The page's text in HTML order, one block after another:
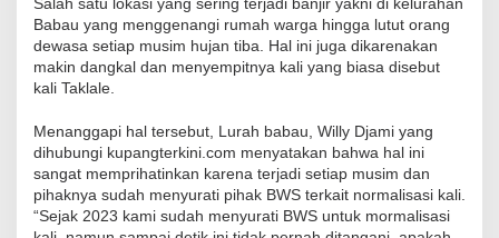
Salah satu lokasi yang sering terjadi banjir yakni di kelurahan
Babau yang menggenangi rumah warga hingga lutut orang
dewasa setiap musim hujan tiba. Hal ini juga dikarenakan
makin dangkal dan menyempitnya kali yang biasa disebut
kali Taklale.
Menanggapi hal tersebut, Lurah babau, Willy Djami yang
dihubungi kupangterkini.com menyatakan bahwa hal ini
sangat memprihatinkan karena terjadi setiap musim dan
pihaknya sudah menyurati pihak BWS terkait normalisasi kali.
“Sejak 2023 kami sudah menyurati BWS untuk mormalisasi